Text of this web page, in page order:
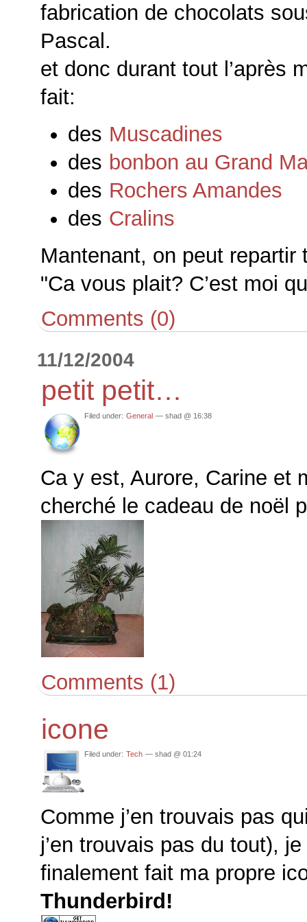
fabrication de chocolats
Pascal.
et donc durant tout l’après
fait:
des Muscadines
des bonbon au Grand
des Rochers Amandes
des Cralins
Mantenant, on peut repartir
Ca vous plait? C’est moi
Comments (0)
11/12/2004
petit petit…
Filed under: General — shad @ 16:38
Ca y est, Aurore, Carine et
cherché le cadeau de noël
Comments (1)
icone
Filed under: Tech — shad @ 01:24
Comme j’en trouvais pas
j’en trouvais pas du tout),
finalement fait ma propre
Thunderbird!